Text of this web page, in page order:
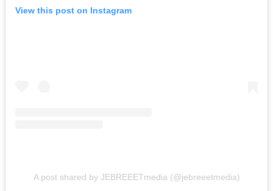
View this post on Instagram
A post shared by JEBREEETmedia (@jebreeetmedia)